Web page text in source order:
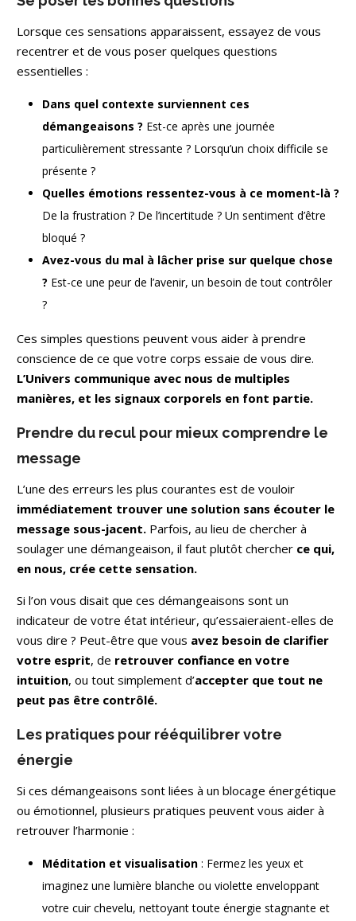
Lorsque ces sensations apparaissent, essayez de vous
recentrer et de vous poser quelques questions
essentielles :
Dans quel contexte surviennent ces
démangeaisons ? Est-ce après une journée
particulièrement stressante ? Lorsqu’un choix difficile se
présente ?
Quelles émotions ressentez-vous à ce moment-là ?
De la frustration ? De l’incertitude ? Un sentiment d’être
bloqué ?
Avez-vous du mal à lâcher prise sur quelque chose
? Est-ce une peur de l’avenir, un besoin de tout contrôler
?
Ces simples questions peuvent vous aider à prendre
conscience de ce que votre corps essaie de vous dire.
L’Univers communique avec nous de multiples
manières, et les signaux corporels en font partie.
Prendre du recul pour mieux comprendre le
message
L’une des erreurs les plus courantes est de vouloir
immédiatement trouver une solution sans écouter le
message sous-jacent. Parfois, au lieu de chercher à
soulager une démangeaison, il faut plutôt chercher ce qui,
en nous, crée cette sensation.
Si l’on vous disait que ces démangeaisons sont un
indicateur de votre état intérieur, qu’essaieraient-elles de
vous dire ? Peut-être que vous avez besoin de clarifier
votre esprit, de retrouver confiance en votre
intuition, ou tout simplement d’accepter que tout ne
peut pas être contrôlé.
Les pratiques pour rééquilibrer votre
énergie
Si ces démangeaisons sont liées à un blocage énergétique
ou émotionnel, plusieurs pratiques peuvent vous aider à
retrouver l’harmonie :
Méditation et visualisation : Fermez les yeux et
imaginez une lumière blanche ou violette enveloppant
votre cuir chevelu, nettoyant toute énergie stagnante et